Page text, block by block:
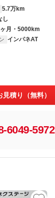
5.7万km
し
月・5000km
インパネAT
積り（無料）
6049-5972